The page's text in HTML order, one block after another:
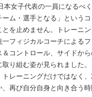
本女子代表の一員になるべ
ム・選手となる」という
とを止めません。トレーニ
フィジカルコーチによる
＆コントロール、サイドか
り組む姿が見られました
レーニングだけではなく
再び自分自身と向き合う